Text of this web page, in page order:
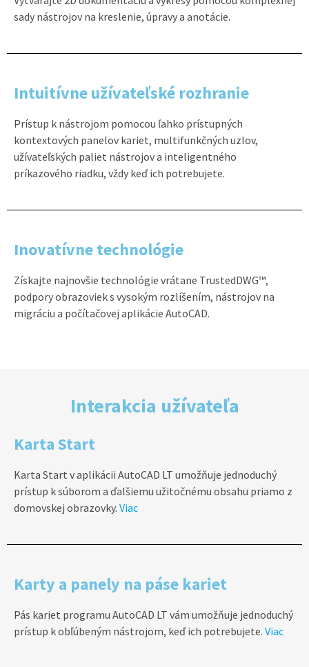
sady nástrojov na kreslenie, úpravy a anotácie.
Intuitívne užívateľské rozhranie
Prístup k nástrojom pomocou ľahko prístupných
kontextových panelov kariet, multifunkčných uzlov,
užívateľských paliet nástrojov a inteligentného
príkazového riadku, vždy keď ich potrebujete.
Inovatívne technológie
Získajte najnovšie technológie vrátane TrustedDWG™,
podpory obrazoviek s vysokým rozlíšením, nástrojov na
migráciu a počítačovej aplikácie AutoCAD.
Interakcia užívateľa
Karta Start
Karta Start v aplikácii AutoCAD LT umožňuje jednoduchý
prístup k súborom a ďalšiemu užitočnému obsahu priamo z
domovskej obrazovky. Viac
Karty a panely na páse kariet
Pás kariet programu AutoCAD LT vám umožňuje jednoduchý
prístup k obľúbeným nástrojom, keď ich potrebujete. Viac